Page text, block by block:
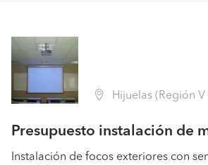
Hijuelas (Región V Valparaíso
Presupuesto instalación de
Instalación de focos exteriores con